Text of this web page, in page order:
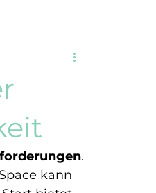
.
kann